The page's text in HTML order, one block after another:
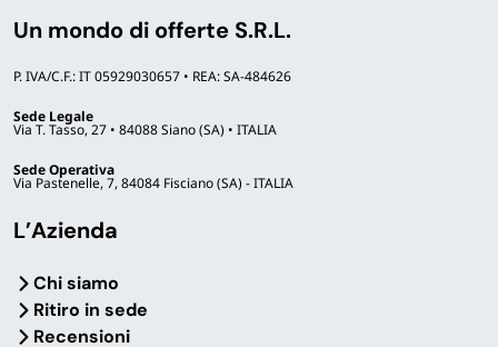
Domande frequenti
Vernici spray o spray multifunzione: quale
Le vernici alta temperatura: per quali superfici
e a quali temperature?
Un mondo di offerte S.R.L.
P. IVA/C.F.: IT 05929030657 • REA: SA-484626
Sede Legale
Via T. Tasso, 27 • 84088 Siano (SA) • ITALIA
Sede Operativa
Via Pastenelle, 7, 84084 Fisciano (SA) - ITALIA
L’Azienda
Chi siamo
Ritiro in sede
Recensioni